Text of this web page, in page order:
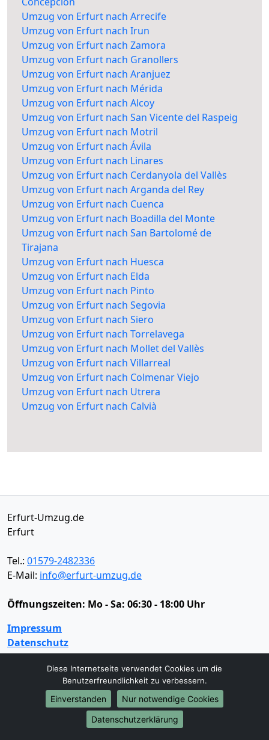
Umzug von Erfurt nach Arrecife
Umzug von Erfurt nach Irun
Umzug von Erfurt nach Zamora
Umzug von Erfurt nach Granollers
Umzug von Erfurt nach Aranjuez
Umzug von Erfurt nach Mérida
Umzug von Erfurt nach Alcoy
Umzug von Erfurt nach San Vicente del Raspeig
Umzug von Erfurt nach Motril
Umzug von Erfurt nach Ávila
Umzug von Erfurt nach Linares
Umzug von Erfurt nach Cerdanyola del Vallès
Umzug von Erfurt nach Arganda del Rey
Umzug von Erfurt nach Cuenca
Umzug von Erfurt nach Boadilla del Monte
Umzug von Erfurt nach San Bartolomé de
Tirajana
Umzug von Erfurt nach Huesca
Umzug von Erfurt nach Elda
Umzug von Erfurt nach Pinto
Umzug von Erfurt nach Segovia
Umzug von Erfurt nach Siero
Umzug von Erfurt nach Torrelavega
Umzug von Erfurt nach Mollet del Vallès
Umzug von Erfurt nach Villarreal
Umzug von Erfurt nach Colmenar Viejo
Umzug von Erfurt nach Utrera
Umzug von Erfurt nach Calvià
Erfurt-Umzug.de
Erfurt
Tel.: 01579-2482336
E-Mail: info@erfurt-umzug.de
Öffnungszeiten: Mo - Sa: 06:30 - 18:00 Uhr
Impressum
Datenschutz
Umzugsservice
Umzugsservice Behördenumzug
Büroumzug
Firmenumzug
Laborumzug
Diese Internetseite verwendet Cookies um die
Benutzerfreundlichkeit zu verbessern.
Einverstanden
Nur notwendige Cookies
Datenschutzerklärung